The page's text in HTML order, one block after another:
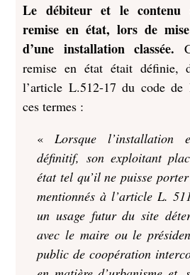
Le débiteur et le contenu
remise en état, lors de
d’une installation classée.
remise en état était définie,
l’article L.512-17 du code de
ces termes :
«Lorsque
définitif, son exploitant
état tel qu’il ne puisse
mentionnés à l’article L.
un usage futur du site
avec le maire ou le
public de coopération